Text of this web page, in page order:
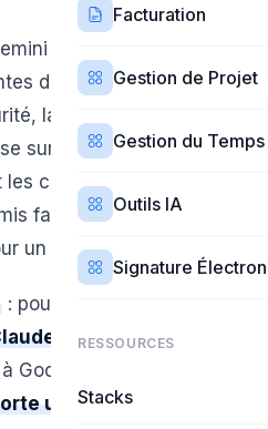
Facturation
Gestion de Projet
Gestion du Temps
Outils IA
Signature
RESSOURCES
Stacks
(Google) représentent
de l'IA généraliste.
la nuance et la qualité
sur l'intégration à
capacités
face à face sur les
un freelance.
: pour la rédaction et
est supérieur
Google Workspace,
une valeur réelle